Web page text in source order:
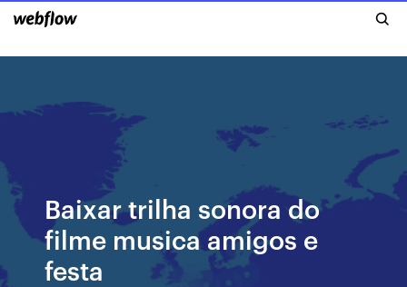
Baixar trilha sonora do
filme musica amigos e
festa